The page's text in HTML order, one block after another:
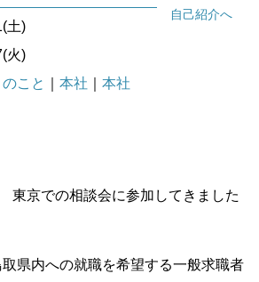
自己紹介へ
土)
火)
のこと 本社 本社
京での相談会に参加してきました
県内への就職を希望する一般求職者